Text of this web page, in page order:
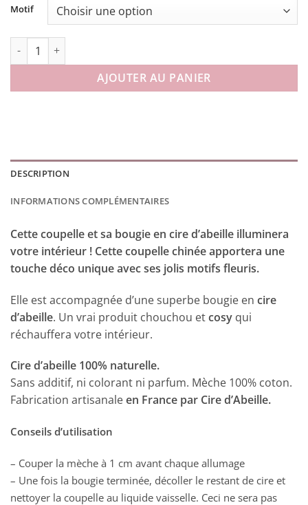
Motif
quantité de Coupelle Bougie série Fleurs des Champs
AJOUTER AU PANIER
DESCRIPTION
INFORMATIONS COMPLÉMENTAIRES
Cette coupelle et sa bougie en cire d’abeille illuminera
votre intérieur ! Cette coupelle chinée apportera une
touche déco unique avec ses jolis motifs fleuris.
Elle est accompagnée d’une superbe bougie en cire
d’abeille. Un vrai produit chouchou etcosy qui
réchauffera votre intérieur.
Cire d’abeille 100% naturelle.
Sans additif, ni colorant ni parfum. Mèche 100% coton.
Fabrication artisanaleen France par Cire d’Abeille.
Conseils d’utilisation
– Couper la mèche à 1 cm avant chaque allumage
– Une fois la bougie terminée, décoller le restant de cire et
nettoyer la coupelle au liquide vaisselle. Ceci ne sera pas